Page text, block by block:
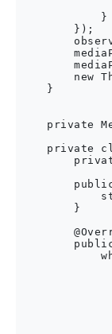
            }
        });
new
    }
private
private
        }